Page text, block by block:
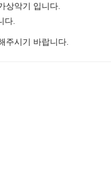
상악기 입니다.
다.
주시기 바랍니다.